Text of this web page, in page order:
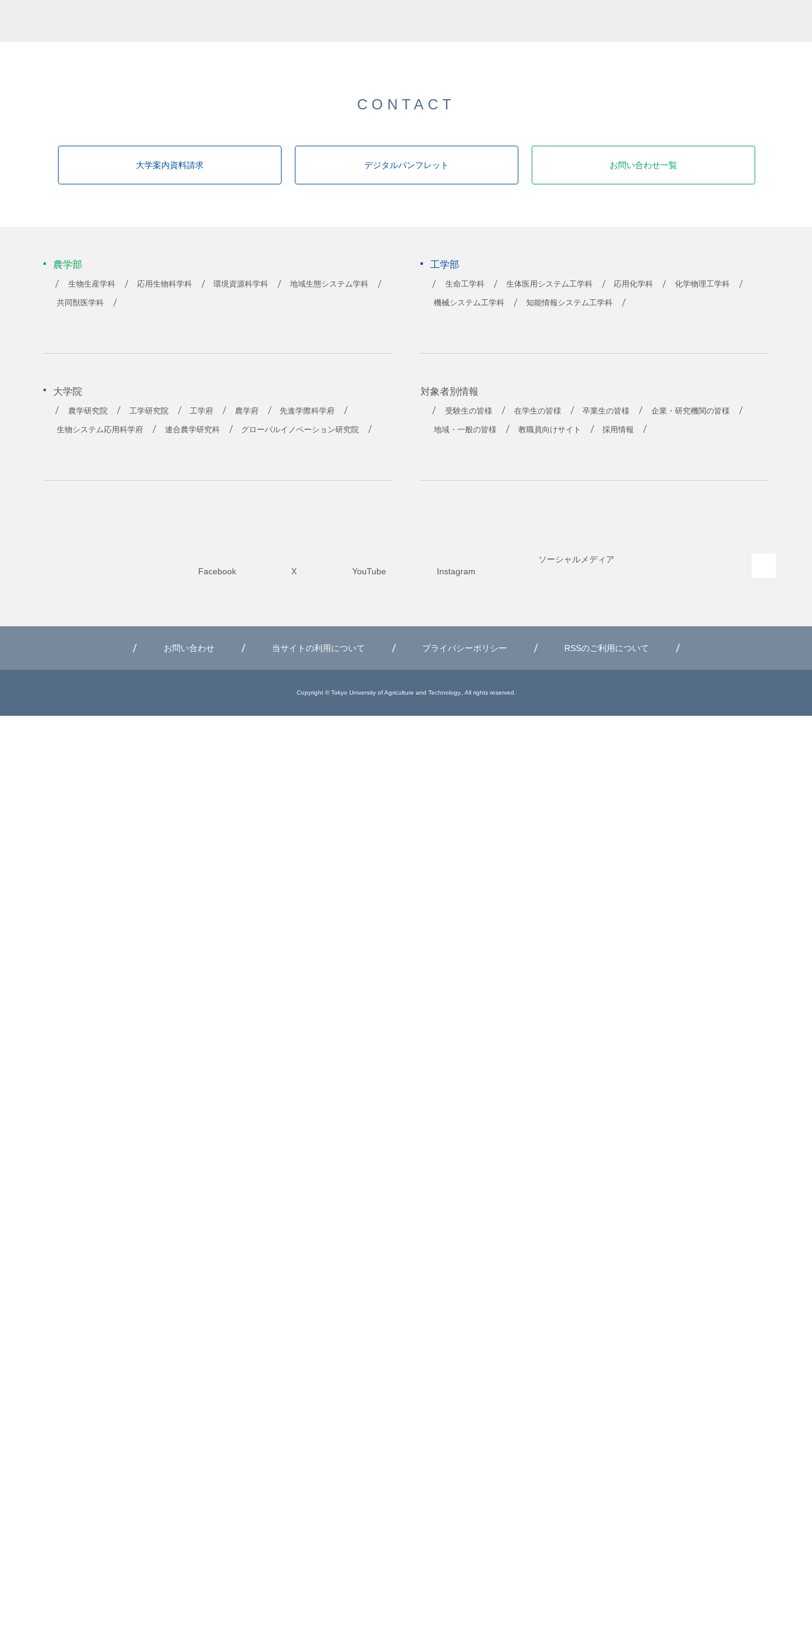
CONTACT
大学案内資料請求 デジタルパンフレット お問い合わせ一覧
農学部
生物生産学科 応用生物科学科 環境資源科学科 地域生態システム学科
共同獣医学科
工学部
生命工学科 生体医用システム工学科 応用化学科 化学物理工学科
機械システム工学科 知能情報システム工学科
大学院
農学研究院 工学研究院 工学府 農学府 先進学際科学府
生物システム応用科学府 連合農学研究科 グローバルイノベーション研究院
対象者別情報
受験生の皆様 在学生の皆様 卒業生の皆様 企業・研究機関の皆様
地域・一般の皆様 教職員向けサイト 採用情報
Facebook
X YouTube Instagram
ソーシャルメディア
お問い合わせ 当サイトの利用について プライバシーポリシー RSSのご利用について
Copyright © Tokyo University of Agriculture and Technology., All rights reserved.